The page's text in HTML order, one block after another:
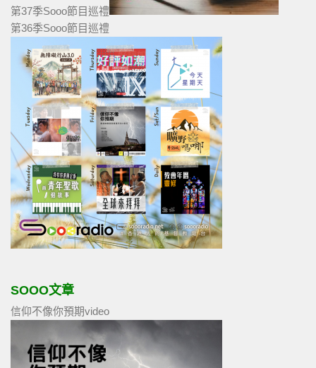
第37季Sooo節目巡禮
第36季Sooo節目巡禮
SOOO文章
信仰不像你預期video